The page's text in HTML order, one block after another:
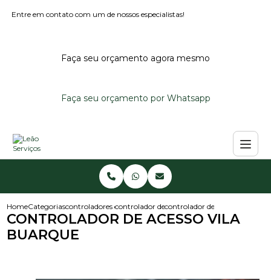
Entre em contato com um de nossos especialistas!
Faça seu orçamento agora mesmo
Faça seu orçamento por Whatsapp
HomeCategoriascontroladores de acessocontrolador de acesso externo
controlador de acesso vila
CONTROLADOR DE ACESSO VILA
BUARQUE